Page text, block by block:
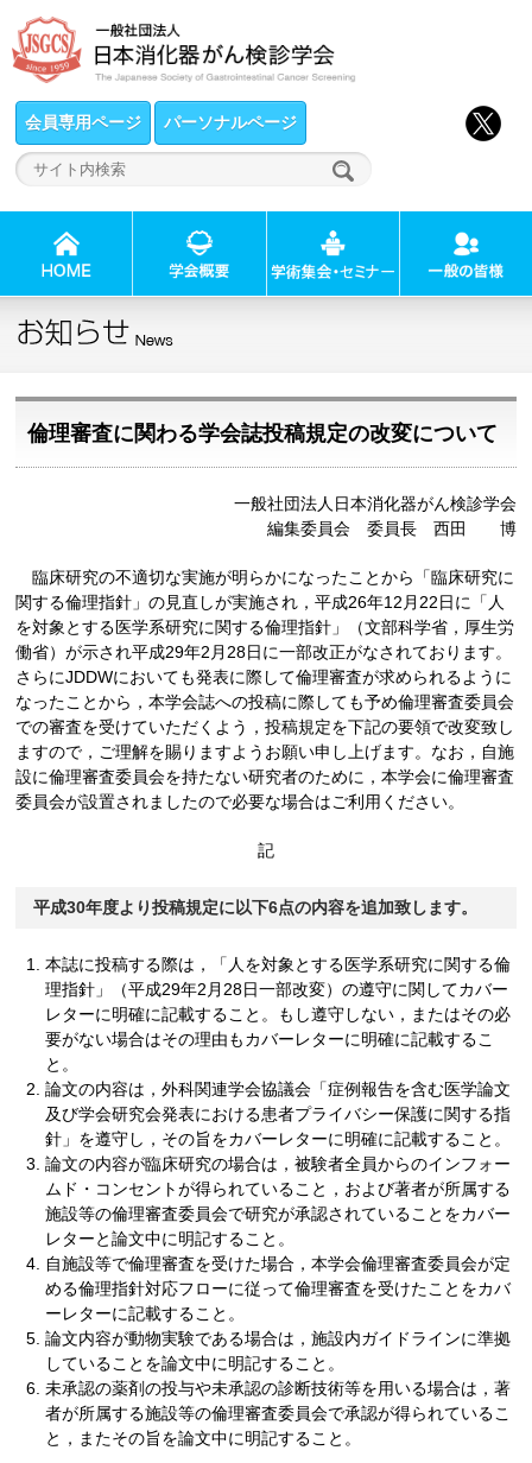
会員専用ページ パーソナルページ
倫理審査に関わる学会誌投稿規定の改変について
一般社団法人日本消化器がん検診学会
編集委員会 委員長 西田 博
臨床研究の不適切な実施が明らかになったことから「臨床研究に
関する倫理指針」の見直しが実施され，平成26年12月22日に「人
を対象とする医学系研究に関する倫理指針」（文部科学省，厚生労
働省）が示され平成29年2月28日に一部改正がなされております。
さらにJDDWにおいても発表に際して倫理審査が求められるように
なったことから，本学会誌への投稿に際しても予め倫理審査委員会
での審査を受けていただくよう，投稿規定を下記の要領で改変致し
ますので，ご理解を賜りますようお願い申し上げます。なお，自施
設に倫理審査委員会を持たない研究者のために，本学会に倫理審査
委員会が設置されましたので必要な場合はご利用ください。
記
平成30年度より投稿規定に以下6点の内容を追加致します。
本誌に投稿する際は，「人を対象とする医学系研究に関する倫
理指針」（平成29年2月28日一部改変）の遵守に関してカバー
レターに明確に記載すること。もし遵守しない，またはその必
要がない場合はその理由もカバーレターに明確に記載するこ
と。
論文の内容は，外科関連学会協議会「症例報告を含む医学論文
及び学会研究会発表における患者プライバシー保護に関する指
針」を遵守し，その旨をカバーレターに明確に記載すること。
論文の内容が臨床研究の場合は，被験者全員からのインフォー
ムド・コンセントが得られていること，および著者が所属する
施設等の倫理審査委員会で研究が承認されていることをカバー
レターと論文中に明記すること。
自施設等で倫理審査を受けた場合，本学会倫理審査委員会が定
める倫理指針対応フローに従って倫理審査を受けたことをカバ
ーレターに記載すること。
論文内容が動物実験である場合は，施設内ガイドラインに準拠
していることを論文中に明記すること。
未承認の薬剤の投与や未承認の診断技術等を用いる場合は，著
者が所属する施設等の倫理審査委員会で承認が得られているこ
と，またその旨を論文中に明記すること。